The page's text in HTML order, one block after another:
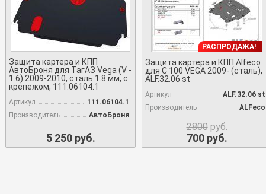
Защита картера и КПП
АвтоБроня для ТагАЗ Vega (V -
1.6) 2009-2010, сталь 1.8 мм, с
крепежом, 111.06104.1
Артикул
111.06104.1
Производитель
АвтоБроня
5 250 руб.
РАСПРОДАЖА!
Защита картера и КПП Alfeco
для C 100 VEGA 2009- (сталь),
ALF.32.06 st
Артикул
ALF.32.06 st
Производитель
ALFeco
2800 руб.
700 руб.